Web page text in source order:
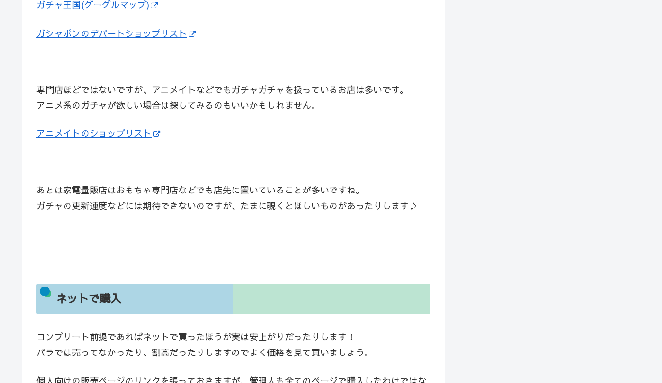
ガチャ王国(グーグルマップ)
ガシャポンのデパートショップリスト
専門店ほどではないですが、アニメイトなどでもガチャガチャを扱っているお店は多いです。
アニメ系のガチャが欲しい場合は探してみるのもいいかもしれません。
アニメイトのショップリスト
あとは家電量販店はおもちゃ専門店などでも店先に置いていることが多いですね。
ガチャの更新速度などには期待できないのですが、たまに覗くとほしいものがあったりします♪
ネットで購入
コンプリート前提であればネットで買ったほうが実は安上がりだったりします！
バラでは売ってなかったり、割高だったりしますのでよく価格を見て買いましょう。
個人向けの販売ページのリンクを張っておきますが、管理人も全てのページで購入したわけではな